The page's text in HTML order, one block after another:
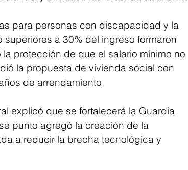
para personas con discapacidad y la
a 30% del ingreso formaron
protección de que el salario mínimo no
la propuesta de vivienda social con
de arrendamiento.
explicó que se fortalecerá la Guardia
punto agregó la creación de la
a reducir la brecha tecnológica y